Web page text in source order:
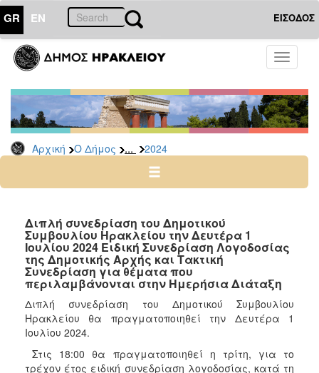
GR EN ΕΙΣΟΔΟΣ
Toggle
Αρχική Ο Δήμος ... 2024
ΔΗΜΟΣ
Δελτία
Τύπου
Αρχείο
2026
2024
2022
2021
2020
2019
2018
2016
Διπλή συνεδρίαση του Δημοτικού
Συμβουλίου Ηρακλείου την Δευτέρα 1
Ιουλίου 2024 Ειδική Συνεδρίαση Λογοδοσίας
της Δημοτικής Αρχής και Τακτική
Συνεδρίαση για θέματα που
περιλαμβάνονται στην Ημερήσια Διάταξη
Διπλή συνεδρίαση του Δημοτικού Συμβουλίου
Ηρακλείου θα πραγματοποιηθεί την Δευτέρα 1
Ιουλίου 2024.
Στις 18:00 θα πραγματοποιηθεί η τρίτη, για το
τρέχον έτος ειδική συνεδρίαση λογοδοσίας, κατά τη